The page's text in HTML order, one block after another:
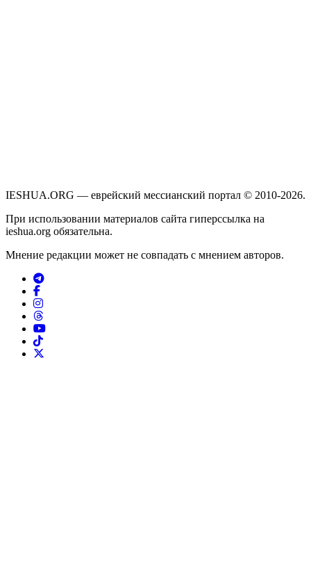
IESHUA.ORG — еврейский мессианский портал © 2010-2026.
При использовании материалов сайта гиперссылка на
ieshua.org обязательна.
Мнение редакции может не совпадать с мнением авторов.